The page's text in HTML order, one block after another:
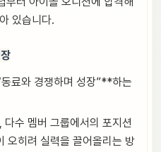
있습니다.
료와 경쟁하며 성장”**하는
수 멤버 그룹에서의 포지션
오히려 실력을 끌어올리는 방